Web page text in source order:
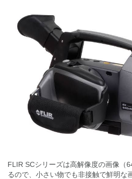
FLIR SCシリーズは高解像度の画像（
るので、小さい物でも非接触で鮮明な